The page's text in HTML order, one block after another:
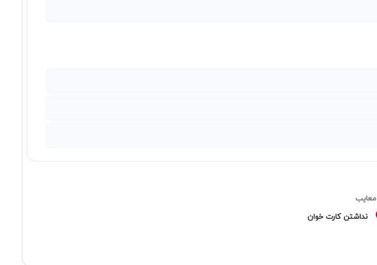
معایب
نداشتن کارت خوان